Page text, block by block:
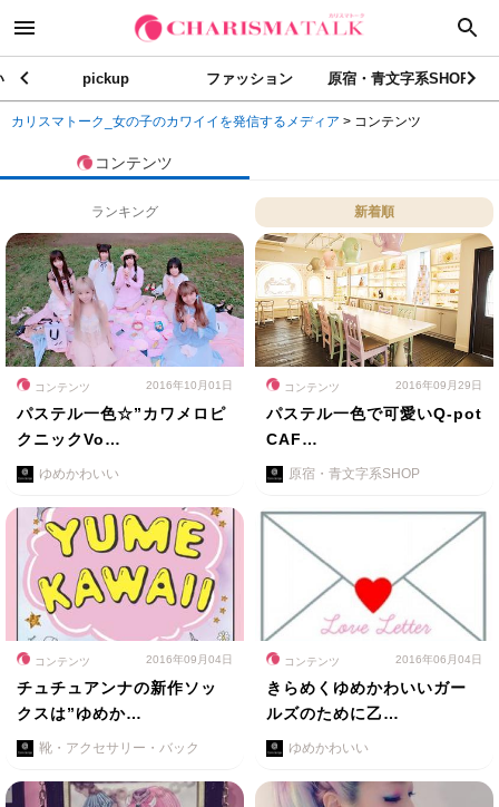
pickup ファッション 原宿・青文字系SHOP
カリスマトーク_女の子のカワイイを発信するメディア > コンテンツ
コンテンツ
ランキング 新着順
コンテンツ 2016年10月01日
パステル一色☆”カワメロピ
クニックVo…
ゆめかわいい
コンテンツ 2016年09月29日
パステル一色で可愛いQ-pot
CAF…
原宿・青文字系SHOP
コンテンツ 2016年09月04日
チュチュアンナの新作ソッ
クスは”ゆめか…
靴・アクセサリー・バック
コンテンツ 2016年06月04日
きらめくゆめかわいいガー
ルズのために乙…
ゆめかわいい